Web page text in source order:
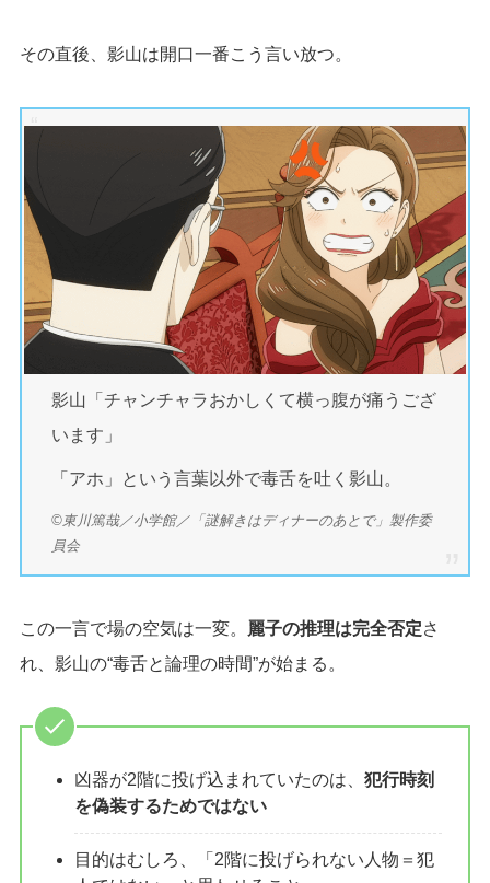
その直後、影山は開口一番こう言い放つ。
影山「チャンチャラおかしくて横っ腹が痛うござ
います」
「アホ」という言葉以外で毒舌を吐く影山。
©東川篤哉／小学館／「謎解きはディナーのあとで」製作委
員会
この一言で場の空気は一変。 麗子の推理は完全否定さ
れ、影山の“毒舌と論理の時間”が始まる。
凶器が2階に投げ込まれていたのは、 犯行時刻
を偽装するためではない
目的はむしろ、「2階に投げられない人物＝犯